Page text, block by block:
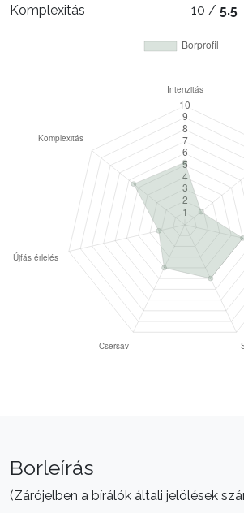
Komplexitás 10 / 5.5
Borleírás
(Zárójelben a bírálók általi jelölések